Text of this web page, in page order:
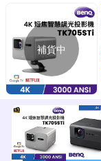
補貨中